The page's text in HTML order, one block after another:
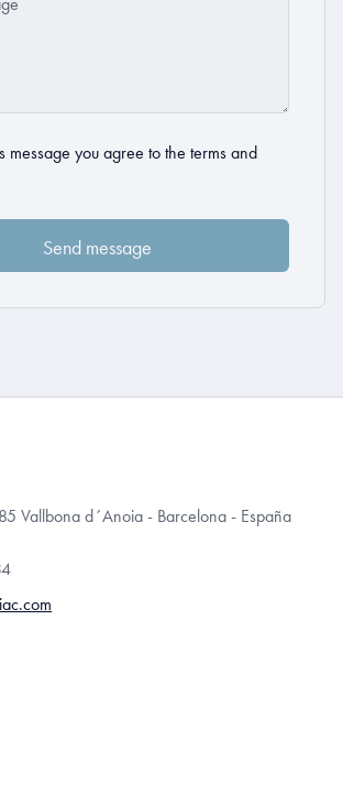
message you agree to the terms and
Vallbona d´Anoia - Barcelona - España